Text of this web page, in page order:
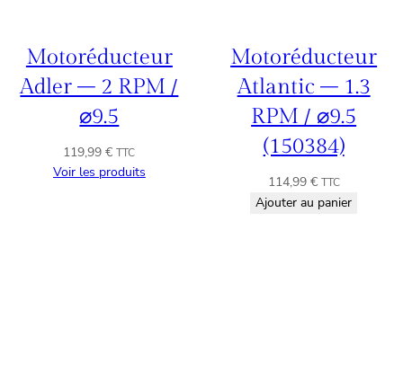
Motoréducteur
Adler – 2 RPM /
⌀9.5
119,99€ TTC
Voir les produits
Motoréducteur
Atlantic – 1.3
RPM / ⌀9.5
(150384)
114,99 € TTC
Ajouter au panier